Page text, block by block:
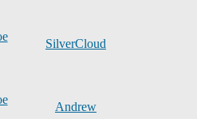
SilverCloud
Andrew